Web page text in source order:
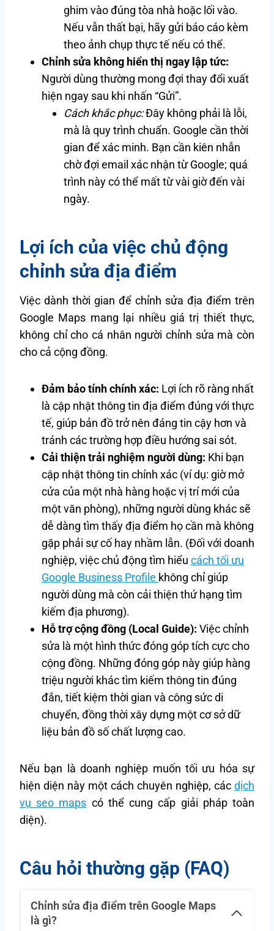
ghim vào đúng tòa nhà hoặc lối vào.
Nếu vẫn thất bại, hãy gửi báo cáo kèm
theo ảnh chụp thực tế nếu có thể.
Chỉnh sửa không hiển thị ngay lập tức:
Người dùng thường mong đợi thay đổi xuất
hiện ngay sau khi nhấn “Gửi”.
Cách khắc phục:Đây không phải là lỗi,
mà là quy trình chuẩn. Google cần thời
gian để xác minh. Bạn cần kiên nhẫn
chờ đợi email xác nhận từ Google; quá
trình này có thể mất từ vài giờ đến vài
ngày.
Lợi ích của việc chủ động
chỉnh sửa địa điểm
Việc dành thời gian để chỉnh sửa địa điểm trên
Google Maps mang lại nhiều giá trị thiết thực,
không chỉ cho cá nhân người chỉnh sửa mà còn
cho cả cộng đồng.
Đảm bảo tính chính xác: Lợi ích rõ ràng nhất
là cập nhật thông tin địa điểm đúng với thực
tế, giúp bản đồ trở nên đáng tin cậy hơn và
tránh các trường hợp điều hướng sai sót.
Cải thiện trải nghiệm người dùng: Khi bạn
cập nhật thông tin chính xác (ví dụ: giờ mở
cửa của một nhà hàng hoặc vị trí mới của
một văn phòng), những người dùng khác sẽ
dễ dàng tìm thấy địa điểm họ cần mà không
gặp phải sự cố hay nhầm lẫn. (Đối với doanh
nghiệp, việc chủ động tìm hiểu cách tối ưu
Google Business Profile không chỉ giúp
người dùng mà còn cải thiện thứ hạng tìm
kiếm địa phương).
Hỗ trợ cộng đồng (Local Guide): Việc chỉnh
sửa là một hình thức đóng góp tích cực cho
cộng đồng. Những đóng góp này giúp hàng
triệu người khác tìm kiếm thông tin đúng
đắn, tiết kiệm thời gian và công sức di
chuyển, đồng thời xây dựng một cơ sở dữ
liệu bản đồ số chất lượng cao.
Nếu bạn là doanh nghiệp muốn tối ưu hóa sự
hiện diện này một cách chuyên nghiệp, các dịch
vụ seo maps có thể cung cấp giải pháp toàn
diện).
Câu hỏi thường gặp (FAQ)
Chỉnh sửa địa điểm trên Google Maps
là gì?